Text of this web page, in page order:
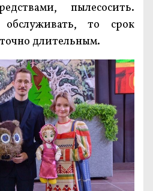
пылесосить.
то срок
длительным.